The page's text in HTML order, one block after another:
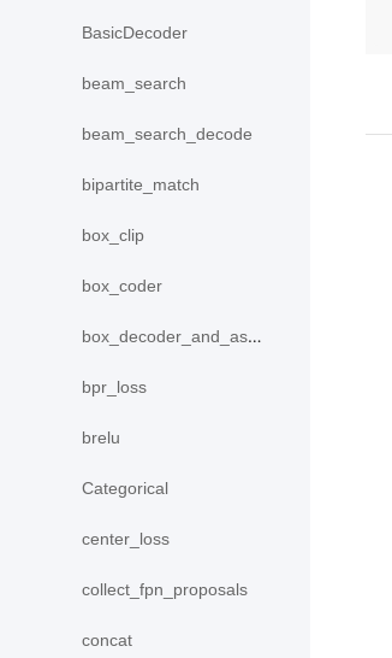
BasicDecoder
beam_search
beam_search_decode
bipartite_match
box_clip
box_coder
box_decoder_and_assign
bpr_loss
brelu
Categorical
center_loss
collect_fpn_proposals
concat